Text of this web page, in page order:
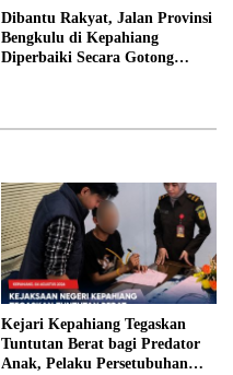
Dibantu Rakyat, Jalan Provinsi
Bengkulu di Kepahiang
Diperbaiki Secara Gotong
Kejari Kepahiang Tegaskan
Tuntutan Berat bagi Predator
Anak, Pelaku Persetubuhan